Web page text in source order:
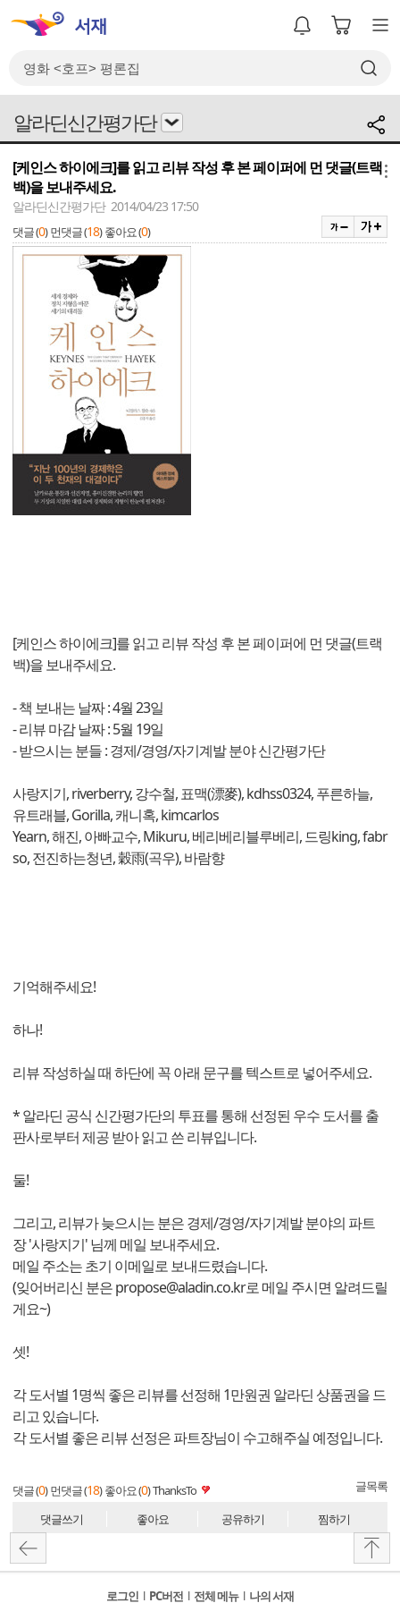
알라딘신간평가단
[케인스 하이에크]를 읽고 리뷰 작성 후 본 페이퍼에 먼 댓글(트랙
백)을 보내주세요.
알라딘신간평가단 2014/04/23 17:50
댓글 (0) 먼댓글 (18) 좋아요 (0)
[케인스 하이에크]를 읽고 리뷰 작성 후 본 페이퍼에 먼 댓글(트랙
백)을 보내주세요.
- 책 보내는 날짜 : 4월 23일
- 리뷰 마감 날짜 : 5월 19일
- 받으시는 분들 : 경제/경영/자기계발 분야 신간평가단
사랑지기, riverberry, 강수철, 표맥(漂麥), kdhss0324, 푸른하늘,
유트래블, Gorilla, 캐니혹, kimcarlos
Yearn, 해진, 아빠교수, Mikuru, 베리베리블루베리, 드링king, fabr
so, 전진하는청년, 穀雨(곡우), 바람향
기억해주세요!
하나!
리뷰 작성하실 때 하단에 꼭 아래 문구를 텍스트로 넣어주세요.
* 알라딘 공식 신간평가단의 투표를 통해 선정된 우수 도서를 출
판사로부터 제공 받아 읽고 쓴 리뷰입니다.
둘!
그리고, 리뷰가 늦으시는 분은 경제/경영/자기계발 분야의 파트
장 '사랑지기' 님께 메일 보내주세요.
메일 주소는 초기 이메일로 보내드렸습니다.
(잊어버리신 분은 propose@aladin.co.kr로 메일 주시면 알려드릴
게요~)
셋!
각 도서별 1명씩 좋은 리뷰를 선정해 1만원권 알라딘 상품권을 드
리고 있습니다.
각 도서별 좋은 리뷰 선정은 파트장님이 수고해주실 예정입니다.
댓글 (0) 먼댓글 (18) 좋아요 (0)ThanksTo 글목록
댓글쓰기 좋아요 공유하기 찜하기
로그인 l PC버전 l 전체 메뉴 l 나의 서재